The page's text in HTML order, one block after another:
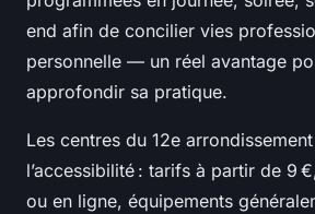
end afin de concilier vies
personnelle — un réel avantage
approfondir sa pratique.
Les centres du 12e
l’accessibilité : tarifs à partir de 9
ou en ligne, équipements